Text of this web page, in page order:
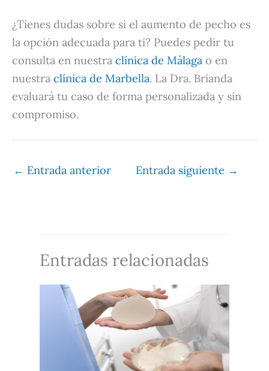
¿Tienes dudas sobre si el aumento de pecho es
la opción adecuada para ti? Puedes pedir tu
consulta en nuestra clínica de Málaga o en
nuestra clínica de Marbella. La Dra. Brianda
evaluará tu caso de forma personalizada y sin
compromiso.
← Entrada anterior Entrada siguiente →
Entradas relacionadas